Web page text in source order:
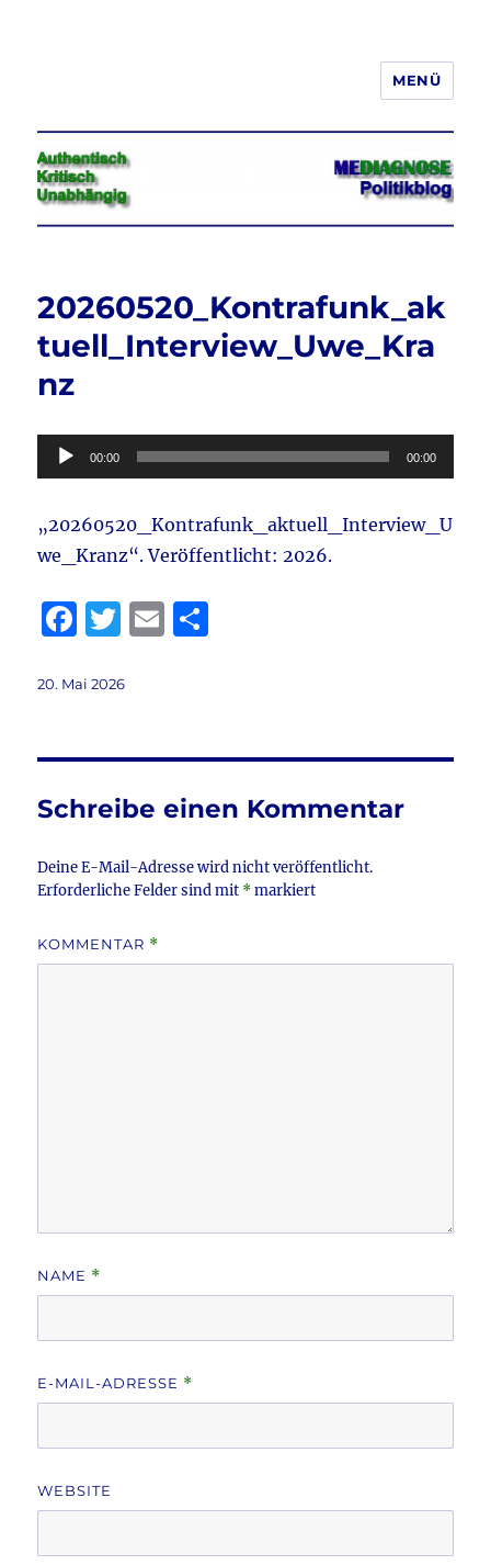
Jeder hat das Recht, seine
Meinung in Wort, Schrift und Bild
frei zu äußern und zu verbreiten
MENÜ
20260520_Kontrafunk_ak
tuell_Interview_Uwe_Kra
nz
Audio-
Player
00:00 00:00
„20260520_Kontrafunk_aktuell_Interview_U
we_Kranz“. Veröffentlicht: 2026.
F
c
b
o
o
k
T
it
r
E
Veröffentlicht
20. Mai 2026
Schreibe einen Kommentar
Deine E-Mail-Adresse wird nicht veröffentlicht.
Erforderliche Felder sind mit *markiert
KOMMENTAR *
NAME *
E-MAIL-ADRESSE *
WEBSITE